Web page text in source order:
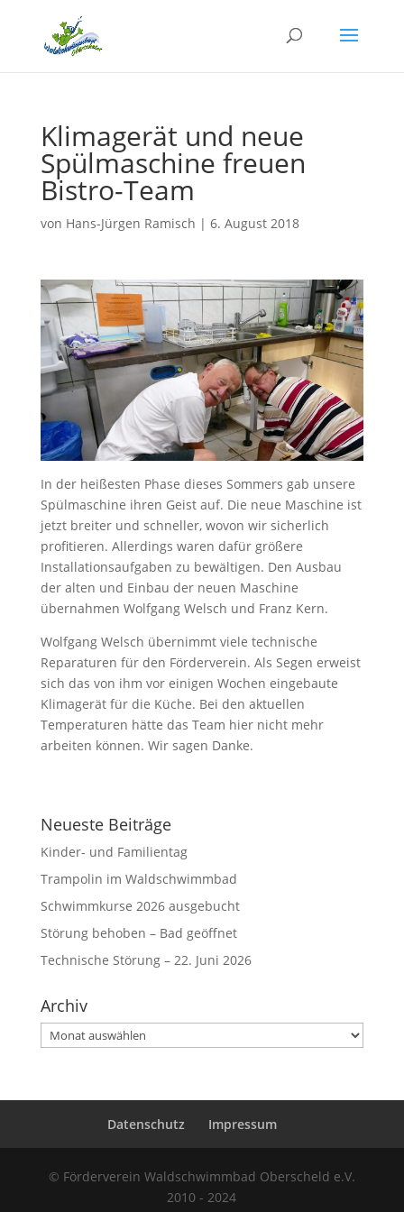
Klimagerät und neue
Spülmaschine freuen
Bistro-Team
von Hans-Jürgen Ramisch | 6. August 2018
In der heißesten Phase dieses Sommers gab unsere
Spülmaschine ihren Geist auf. Die neue Maschine ist
jetzt breiter und schneller, wovon wir sicherlich
profitieren. Allerdings waren dafür größere
Installationsaufgaben zu bewältigen. Den Ausbau
der alten und Einbau der neuen Maschine
übernahmen Wolfgang Welsch und Franz Kern.
Wolfgang Welsch übernimmt viele technische
Reparaturen für den Förderverein. Als Segen erweist
sich das von ihm vor einigen Wochen eingebaute
Klimagerät für die Küche. Bei den aktuellen
Temperaturen hätte das Team hier nicht mehr
arbeiten können. Wir sagen Danke.
Neueste Beiträge
Kinder- und Familientag
Trampolin im Waldschwimmbad
Schwimmkurse 2026 ausgebucht
Störung behoben – Bad geöffnet
Technische Störung – 22. Juni 2026
Archiv
Archiv
Datenschutz Impressum
© Förderverein Waldschwimmbad Oberscheld e.V.
2010 - 2024